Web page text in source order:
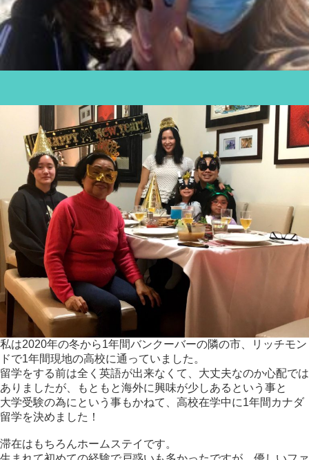
私は2020年の冬から1年間バンクーバーの隣の市、リッチモン
ドで1年間現地の高校に通っていました。
留学をする前は全く英語が出来なくて、大丈夫なのか心配では
ありましたが、もともと海外に興味が少しあるという事と
大学受験の為にという事もかねて、高校在学中に1年間カナダ
留学を決めました！
滞在はもちろんホームステイです。